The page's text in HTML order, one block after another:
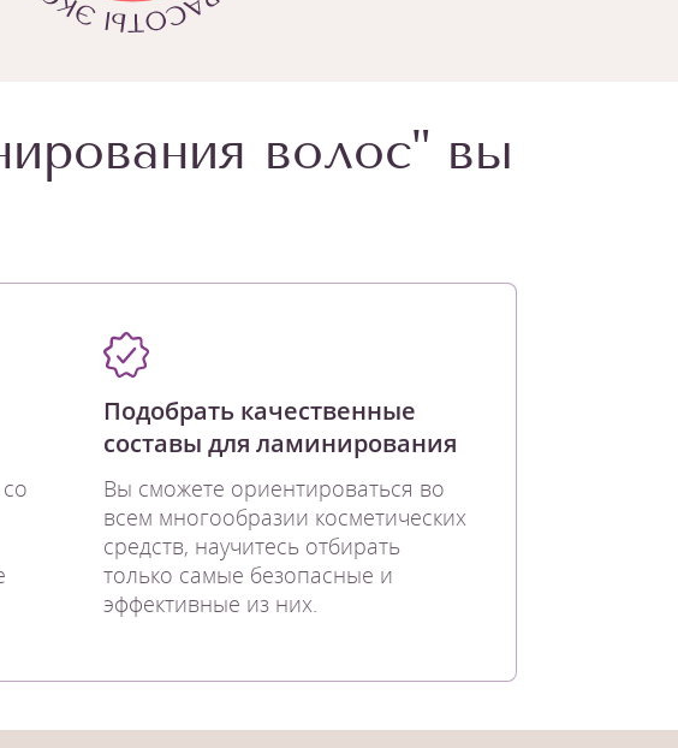
волос" вы
Подобрать качественные
составы для ламинирования
Вы сможете ориентироваться во
всем многообразии косметических
средств, научитесь отбирать
только самые безопасные и
эффективные из них.